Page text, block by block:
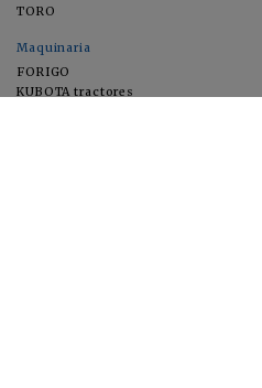
TORO
Maquinaria
FORIGO
KUBOTA tractores